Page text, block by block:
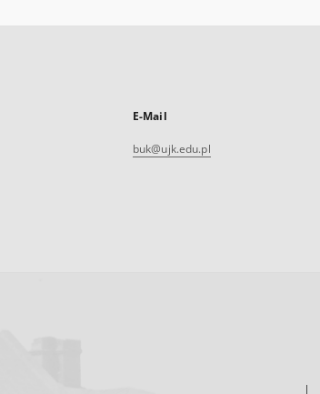
E-Mail
buk@ujk.edu.pl